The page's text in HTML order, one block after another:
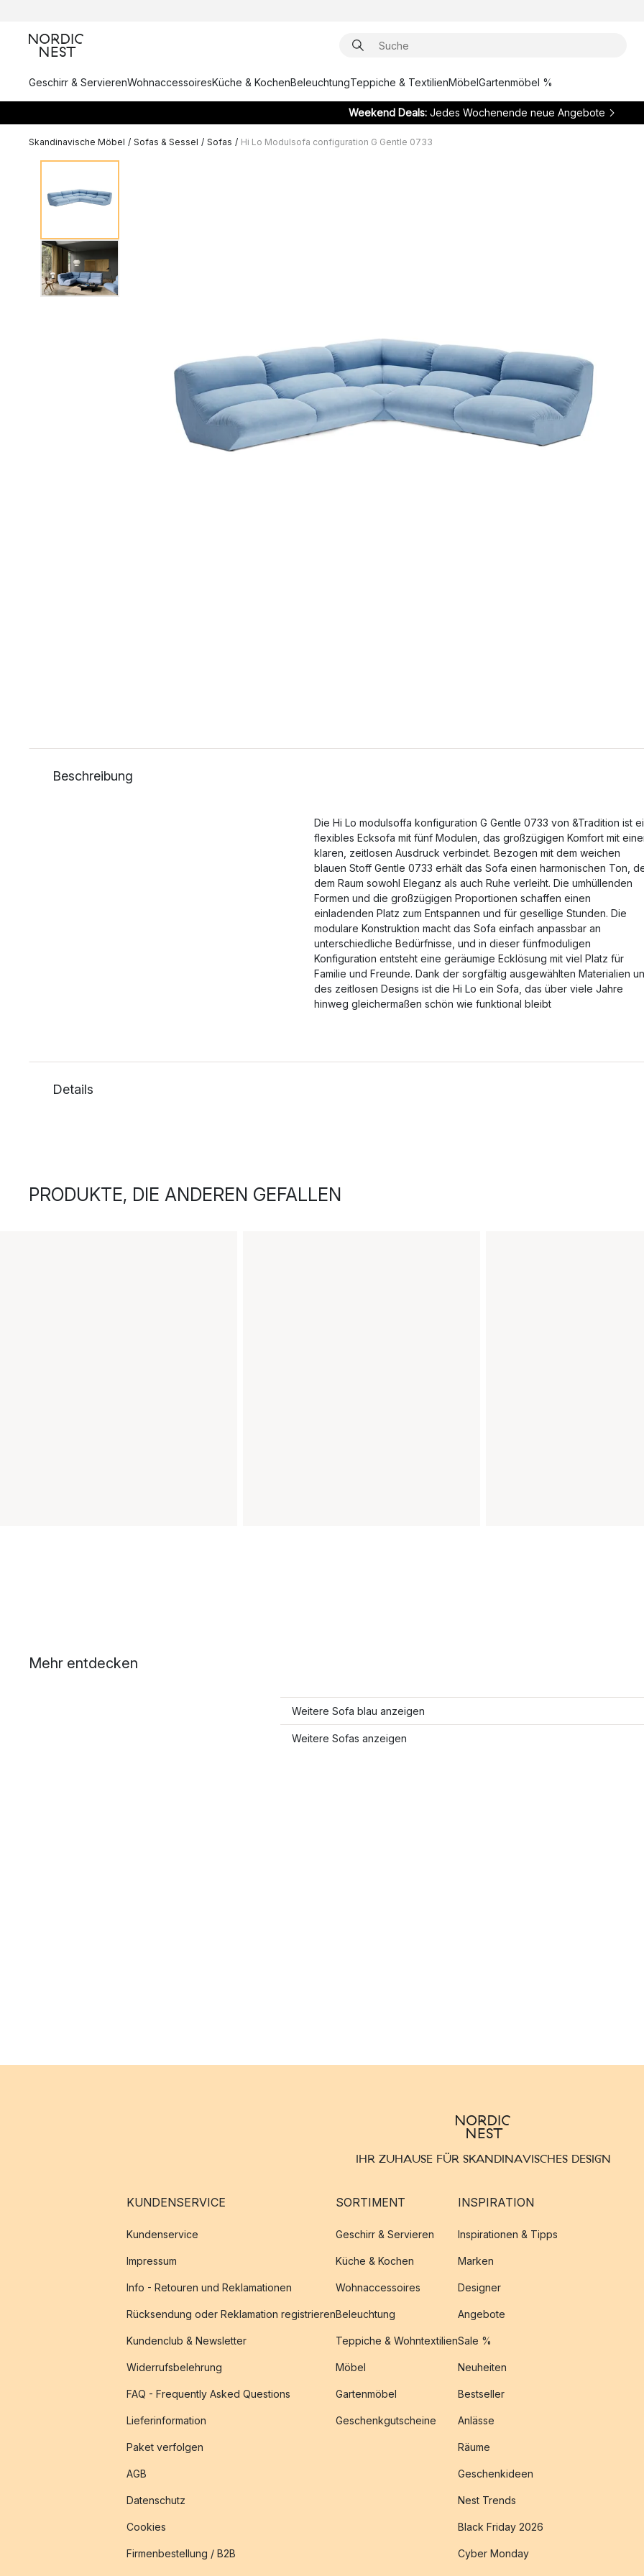
Geschirr & ServierenWohnaccessoiresKüche & KochenBeleuchtungTeppiche & TextilienMöbelGartenmöbel %
Weekend Deals:Jedes Wochenende neue Angebote
Skandinavische Möbel / Sofas & Sessel / Sofas / Hi Lo Modulsofa configuration G Gentle 0733
Beschreibung
Die Hi Lo modulsoffa konfiguration G Gentle 0733 von &Tradition ist
flexibles Ecksofa mit fünf Modulen, das großzügigen Komfort mit
klaren, zeitlosen Ausdruck verbindet. Bezogen mit dem weichen
blauen Stoff Gentle 0733 erhält das Sofa einen harmonischen Ton,
dem Raum sowohl Eleganz als auch Ruhe verleiht. Die umhüllenden
Formen und die großzügigen Proportionen schaffen einen
einladenden Platz zum Entspannen und für gesellige Stunden. Die
modulare Konstruktion macht das Sofa einfach anpassbar an
unterschiedliche Bedürfnisse, und in dieser fünfmoduligen
Konfiguration entsteht eine geräumige Ecklösung mit viel Platz für
Familie und Freunde. Dank der sorgfältig ausgewählten Materialien
des zeitlosen Designs ist die Hi Lo ein Sofa, das über viele Jahre
hinweg gleichermaßen schön wie funktional bleibt
Details
PRODUKTE, DIE ANDEREN GEFALLEN
Mehr entdecken
Weitere Sofa blau anzeigen
Weitere Sofas anzeigen
IHR ZUHAUSE FÜR SKANDINAVISCHES DESIGN
KUNDENSERVICE
Kundenservice
Impressum
Info - Retouren und Reklamationen
Rücksendung oder Reklamation registrieren
Kundenclub & Newsletter
Widerrufsbelehrung
FAQ - Frequently Asked Questions
Lieferinformation
Paket verfolgen
AGB
Datenschutz
Cookies
Firmenbestellung / B2B
SORTIMENT
Geschirr & Servieren
Küche & Kochen
Wohnaccessoires
Beleuchtung
Teppiche & Wohntextilien
Möbel
Gartenmöbel
Geschenkgutscheine
INSPIRATION
Inspirationen & Tipps
Marken
Designer
Angebote
Sale %
Neuheiten
Bestseller
Anlässe
Räume
Geschenkideen
Nest Trends
Black Friday 2026
Cyber Monday